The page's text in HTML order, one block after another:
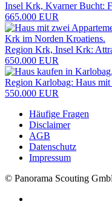
Insel Krk, Kvarner Bucht:
665.000 EUR
Region Krk, Insel Krk:
650.000 EUR
Region Karlobag: Haus
550.000 EUR
Häufige Fragen
Disclaimer
AGB
Datenschutz
Impressum
© Panorama Scouting